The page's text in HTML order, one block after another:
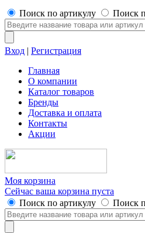
Поиск по артикулу Поиск
Вход | Регистрация
Главная
О компании
Каталог товаров
Бренды
Доставка и оплата
Контакты
Акции
Моя корзина
Сейчас ваша корзина пуста
Поиск по артикулу
Поиск